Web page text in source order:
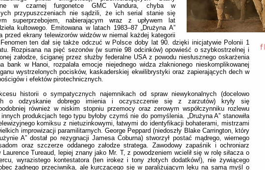
w czarnej furgonetce GMC Vandura, chyba w
przypuszczeniach nie sądzili, że ich serial stanie się
superprzebojem, nabierającym wraz z upływem lat
kultowego. Emitowana w latach 1983–87 „Drużyna A”
przed ekrany telewizorów widzów w niemal każdej kategorii
ten dał się także odczuć w Polsce doby lat 90. dzięki inicjatywie Polonii 1
Rozpisana na pięć sezonów (w sumie 98 odcinków) opowieść o szybkostrzelnej i
załodze, ściganej przez służby federalne USA z powodu niesłusznego oskarżenia
bank w Hanoi, rozpalała emocje niejednego widza złaknionego nieskomplikowanej
wystrzelonych pocisków, kaskaderskiej ekwilibrystyki oraz zapierających dech w
i efektów pirotechnicznych.
historii o sympatycznych najemnikach od spraw niewykonalnych (docelowo
o odzyskanie dobrego imienia i oczyszczenie się z zarzutów) kryły się
również w niskim stopniu przemocy oraz zerowym współczynniku rozlewu
produkcjach tego typu byłoby czymś nie do pomyślenia. „Drużyna A” stanowiła
komiksu z nietuzinkowymi, łatwymi do identyfikacji bohaterami, mistrzami
improwizacji paramilitarnych. George Peppard (niedoszły Blake Carrington, który
A” dostał po rezygnacji Jamesa Coburna) stworzył postać mądrego, wiernego
oraz szczerze oddanego załodze stratega. Zawodowy zapaśnik i ochroniarz
Laurence Tureaud, lepiej znany jako Mr. T, z powodzeniem wcielił się w rolę siłacza o
wyrazistego kontestatora (ten irokez i tony złotych dodatków!), nie żywiącego
żadnego przeciwnika, ale kurczącego się w paraliżującym lęku na samą myśl o